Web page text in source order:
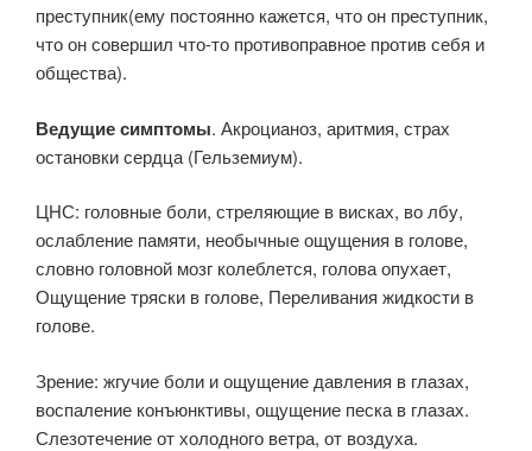
преступник(ему постоянно кажется, что он преступник,
что он совершил что-то противоправное против себя и
общества).
Ведущие симптомы. Акроцианоз, аритмия, страх
остановки сердца (Гельземиум).
ЦНС: головные боли, стреляющие в висках, во лбу,
ослабление памяти, необычные ощущения в голове,
словно головной мозг колеблется, голова опухает,
Ощущение тряски в голове, Переливания жидкости в
голове.
Зрение: жгучие боли и ощущение давления в глазах,
воспаление конъюнктивы, ощущение песка в глазах.
Слезотечение от холодного ветра, от воздуха.